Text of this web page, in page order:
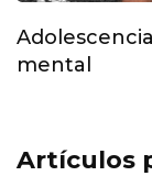
mental
Artículos